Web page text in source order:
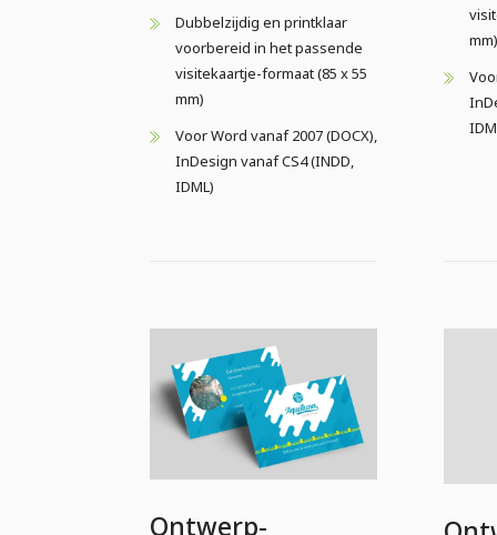
Dubbelzijdig en printklaar
voorbereid in het passende
visitekaartje-formaat (85 x 55
mm)
Voor Word vanaf 2007 (DOCX),
InDesign vanaf CS4 (INDD,
IDML)
mm)
Ontwerp-